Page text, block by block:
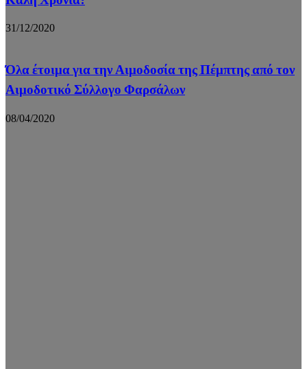
31/12/2020
Όλα έτοιμα για την Αιμοδοσία της Πέμπτης από τον
Αιμοδοτικό Σύλλογο Φαρσάλων
08/04/2020